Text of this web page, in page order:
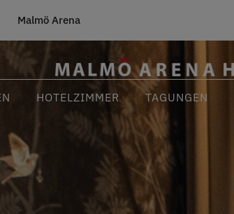
Malmö Arena
HOTELZIMMER TAGUNGEN